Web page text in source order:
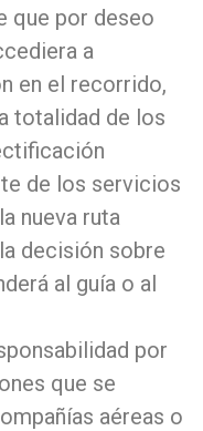
que por deseo
a
en el recorrido,
totalidad de los
de los servicios
nueva ruta
decisión sobre
al guía o al
por
que se
aéreas o